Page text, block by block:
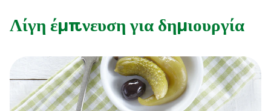
Λίγη έμπνευση για δημιουργία